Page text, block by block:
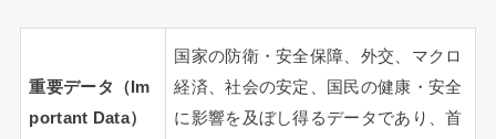
重要データ（Im
portant Data）
国家の防衛・安全保障、外交、マクロ
経済、社会の安定、国民の健康・安全
に影響を及ぼし得るデータであり、首